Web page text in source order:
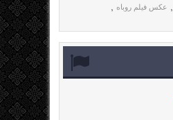
, عکس فیلم روباه ,